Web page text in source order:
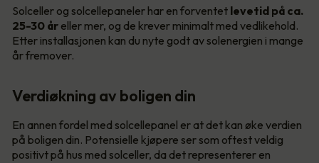
Solceller og solcellepaneler har en forventet levetid på ca.
25-30 år eller mer, og de krever minimalt med vedlikehold.
Etter installasjonen kan du nyte godt av solenergien i mange
år fremover.
Verdiøkning av boligen din
En annen fordel med solcellepanel er at det kan øke verdien
på boligen din. Potensielle kjøpere ser som oftest veldig
positivt på hus med solceller, da det representerer en